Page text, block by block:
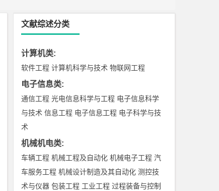
文献综述分类
计算机类:
软件工程 计算机科学与技术 物联网工程
电子信息类:
通信工程 光电信息科学与工程 电子信息科学
与技术 信息工程 电子信息工程 电子科学与技
术
机械机电类:
车辆工程 机械工程及自动化 机械电子工程 汽
车服务工程 机械设计制造及其自动化 测控技
术与仪器 包装工程 工业工程 过程装备与控制